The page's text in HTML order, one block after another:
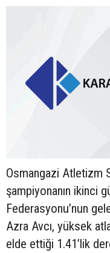
Osmangazi Atletizm
şampiyonanın ikinci
Federasyonu’nun
Azra Avcı, yüksek
elde ettiği 1.41’lik